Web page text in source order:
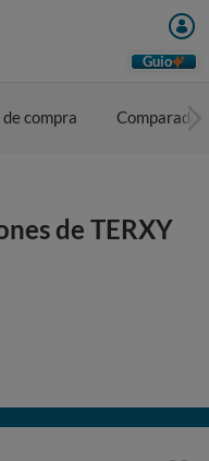
Guio
compra Comparador
de TERXY